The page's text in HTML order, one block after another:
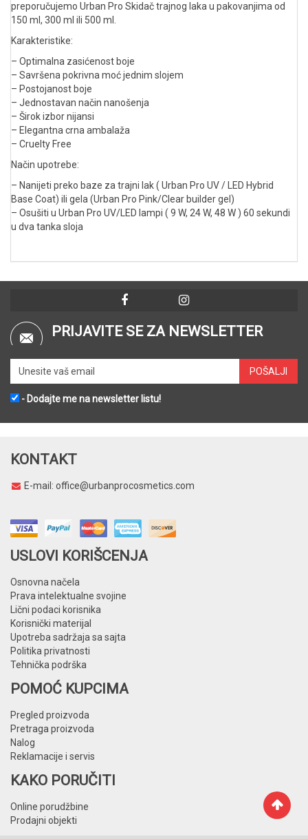
preporučujemo Urban Pro Skidač trajnog laka u pakovanjima od
150 ml, 300 ml ili 500 ml.
Karakteristike:
– Optimalna zasićenost boje
– Savršena pokrivna moć jednim slojem
– Postojanost boje
– Jednostavan način nanošenja
– Širok izbor nijansi
– Elegantna crna ambalaža
– Cruelty Free
Način upotrebe:
– Nanijeti preko baze za trajni lak ( Urban Pro UV / LED Hybrid
Base Coat) ili gela (Urban Pro Pink/Clear builder gel)
– Osušiti u Urban Pro UV/LED lampi ( 9 W, 24 W, 48 W ) 60 sekundi
u dva tanka sloja
PRIJAVITE SE ZA NEWSLETTER
- Dodajte me na newsletter listu!
KONTAKT
E-mail: office@urbanprocosmetics.com
USLOVI KORIŠCENJA
Osnovna načela
Prava intelektualne svojine
Lični podaci korisnika
Korisnički materijal
Upotreba sadržaja sa sajta
Politika privatnosti
Tehnička podrška
POMOĆ KUPCIMA
Pregled proizvoda
Pretraga proizvoda
Nalog
Reklamacije i servis
KAKO PORUČITI
Online porudžbine
Prodajni objekti